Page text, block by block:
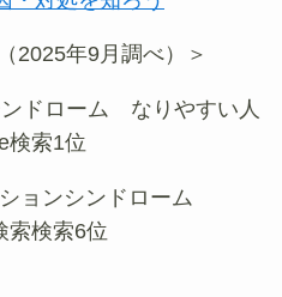
2025年9月調べ）＞
ドローム なりやすい人
検索1位
ョンシンドローム
索検索6位